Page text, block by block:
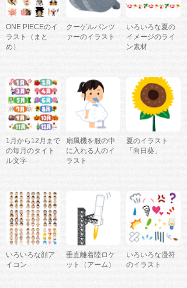
ONE PIECEのイ
ラスト（まと
め）
クーゲルパンツ
ァーのイラスト
いろいろな夏の
イメージのライ
ン素材
1月から12月まで
の毎月のタイト
ル文字
扇風機を服の中
に入れる人のイ
ラスト
夏のイラスト
「向日葵」
いろいろな顔ア
イコン
垂直離着陸ロケ
ット（アーム）
いろいろな漫符
のイラスト